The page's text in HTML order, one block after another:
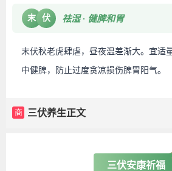
末 伏 祛湿 · 健脾和胃
末伏秋老虎肆虐，昼夜温差渐大。宜适
中健脾，防止过度贪凉损伤脾胃阳气。
商 三伏养生正文
三伏安康祈福